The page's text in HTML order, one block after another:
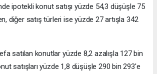
ipotekli konut satışı yüzde 54,3 düşüşle 75
diğer satış türleri ise yüzde 27 artışla 342
satılan konutlar yüzde 8,2 azalışla 127 bin
satışları yüzde 1,8 düşüşle 290 bin 293'e